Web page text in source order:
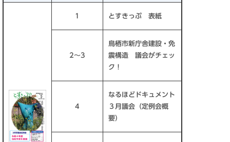
1 とすきっぷ 表紙
2～3
鳥栖市新庁舎建設・免
震構造 議会がチェッ
ク！
4
なるほどドキュメント
３月議会（定例会概
要）